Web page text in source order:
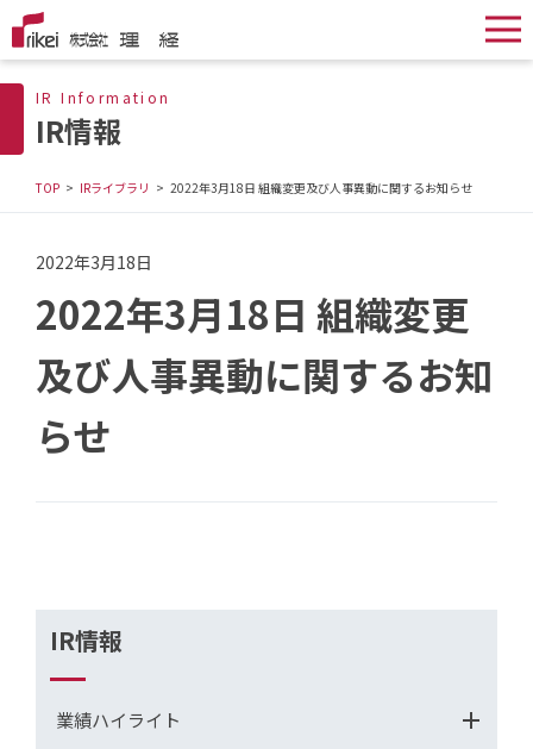
IR Information
IR情報
TOP IRライブラリ 2022年3月18日 組織変更及び人事異動に関するお知らせ
IR情報
業績ハイライト
2022年3月18日
2022年3月18日 組織変更
及び人事異動に関するお知
らせ